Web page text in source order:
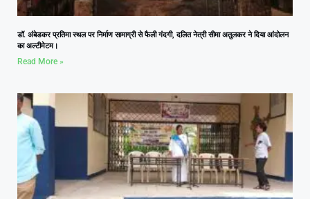
डॉ. अंबेडकर प्रतिमा स्थल पर निर्माण सामाग्री से फैली गंदगी, दलित नेत्री सीमा अतुलकर ने दिया आंदोलन
का अल्टीमेटम।
Read More »